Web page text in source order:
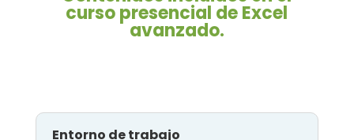
curso presencial de Excel
avanzado.
Entorno de trabajo